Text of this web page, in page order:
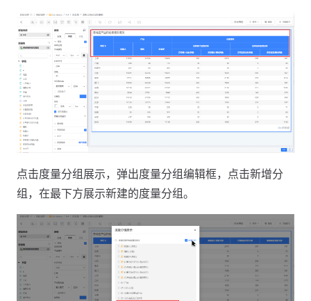
点击度量分组展示，弹出度量分组编辑框，点击新增分
组，在最下方展示新建的度量分组。